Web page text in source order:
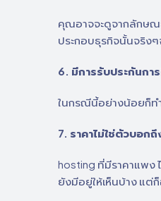
คุณอาจจะดูจากลักษณะ
ประกอบธุรกิจนั้นจริง
6. มีการรับประกันกา
ในกรณีนี้อย่างน้อยก็ท
7. ราคาไม่ใช่ตัวบอก
hosting ที่มีราคาแพง
ยังมีอยู่ให้เห็นบ้าง แต่